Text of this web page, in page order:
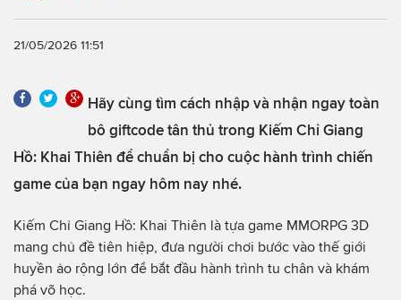
21/05/2026 11:51
Hãy cùng tìm cách nhập và nhận ngay toàn
bô giftcode tân thủ trong Kiếm Chỉ Giang
Hồ: Khai Thiên để chuẩn bị cho cuộc hành trình chiến
game của bạn ngay hôm nay nhé.
Kiếm Chỉ Giang Hồ: Khai Thiên là tựa game MMORPG 3D
mang chủ đề tiên hiệp, đưa người chơi bước vào thế giới
huyền ảo rộng lớn để bắt đầu hành trình tu chân và khám
phá võ học.